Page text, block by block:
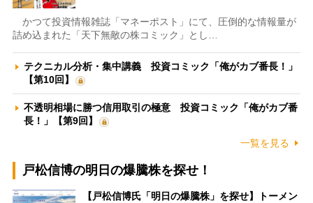
かつて投資情報雑誌「マネーポスト」にて、圧倒的な情報量が
詰め込まれた「天下無敵の株コミック」とし…
テクニカル分析・集中講義 投資コミック「俺がカブ番長！」
【第10回】
不透明相場に勝つ信用取引の極意 投資コミック「俺がカブ番
長！」【第9回】
一覧を見る
戸松信博の明日の爆騰株を探せ！
【戸松信博氏「明日の爆騰株」を探せ】トーメン